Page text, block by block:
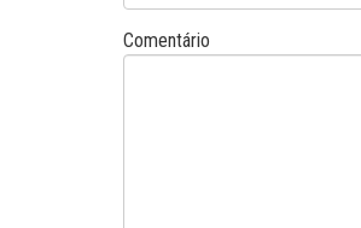
Comentário